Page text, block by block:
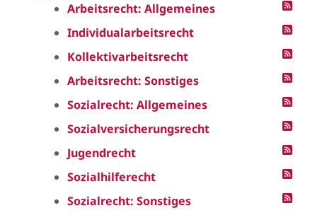
Arbeitsrecht: Allgemeines
Individualarbeitsrecht
Kollektivarbeitsrecht
Arbeitsrecht: Sonstiges
Sozialrecht: Allgemeines
Sozialversicherungsrecht
Jugendrecht
Sozialhilferecht
Sozialrecht: Sonstiges